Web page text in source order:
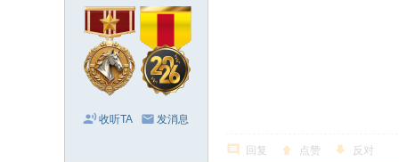
收听TA 发消息
回复 点赞 反对